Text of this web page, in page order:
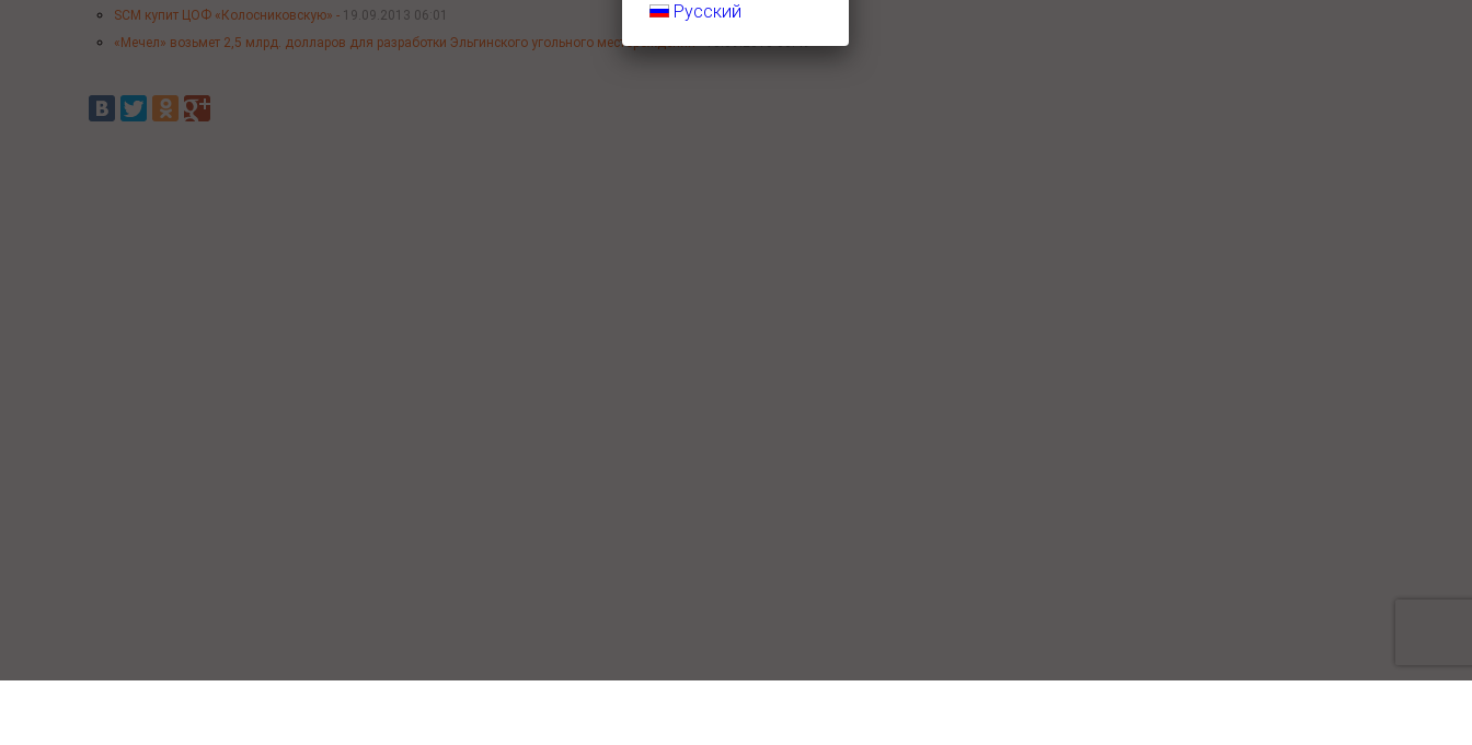
SCM купит ЦОФ «Колосниковскую» - 19.09.2013 06:01
«Мечел» возьмет 2,5 млрд. долларов для разработки Эльгинского угольного месторождения -18.09.2013 06:49
Русский